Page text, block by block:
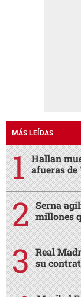
MÁS LEÍDAS
Hallan
afueras
Serna
millones
Real
su